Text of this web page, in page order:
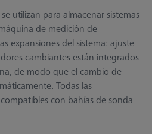
utilizan para almacenar sistemas
de medición de
expansiones del sistema: ajuste
cambiantes están integrados
de modo que el cambio de
Todas las
con bahías de sonda